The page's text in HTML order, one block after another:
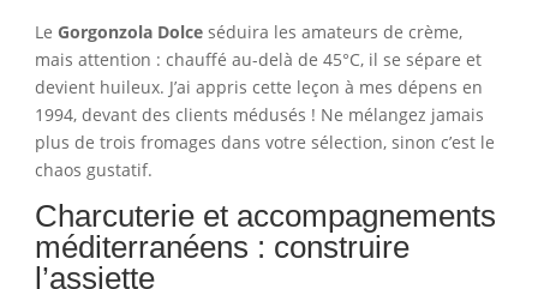
Le Gorgonzola Dolceséduira les amateurs de crème,
mais attention : chauffé au-delà de 45°C, il se sépare et
devient huileux. J’ai appris cette leçon à mes dépens en
1994, devant des clients médusés ! Ne mélangez jamais
plus de trois fromages dans votre sélection, sinon c’est le
chaos gustatif.
Charcuterie et accompagnements
méditerranéens : construire
l’assiette